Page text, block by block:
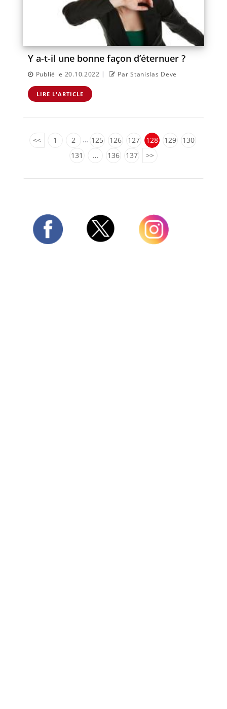
Y a-t-il une bonne façon d’éternuer ?
Publié le 20.10.2022 | Par Stanislas Deve
LIRE L'ARTICLE
<< 1 2 … 125 126 127 128 129
130
131
… 136 137 >>